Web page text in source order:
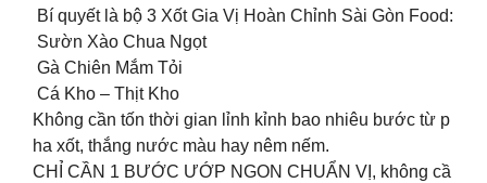
Bí quyết là bộ 3 Xốt Gia Vị Hoàn Chỉnh Sài Gòn Food:
Sườn Xào Chua Ngọt
Gà Chiên Mắm Tỏi
Cá Kho – Thịt Kho
Không cần tốn thời gian lỉnh kỉnh bao nhiêu bước từ p
ha xốt, thắng nước màu hay nêm nếm.
CHỈ CẦN 1 BƯỚC ƯỚP NGON CHUẨN VỊ, không cầ